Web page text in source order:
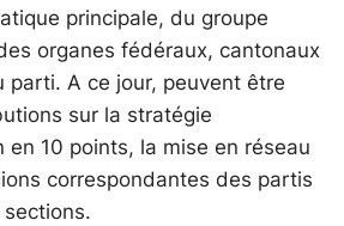
principale, du groupe
organes fédéraux, cantonaux
parti. A ce jour, peuvent être
sur la stratégie
en 10 points, la mise en réseau
correspondantes des partis